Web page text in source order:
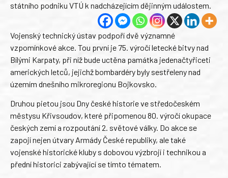
státního podniku VTÚ k nadcházejícím dějinným událostem.
Vojenský technický ústav podpoří dvě významné
vzpomínkové akce. Tou první je 75. výročí letecké bitvy nad
Bílými Karpaty, při níž bude uctěna památka jedenačtyřiceti
amerických letců, jejichž bombardéry byly sestřeleny nad
územím dnešního mikroregionu Bojkovsko.
Druhou pietou jsou Dny české historie ve středočeském
městysu Křivsoudov, které připomenou 80. výročí okupace
českých zemí a rozpoutání 2. světové války. Do akce se
zapojí nejen útvary Armády České republiky, ale také
vojenské historické kluby s dobovou výzbrojí i technikou a
přední historici zabývající se tímto tématem.